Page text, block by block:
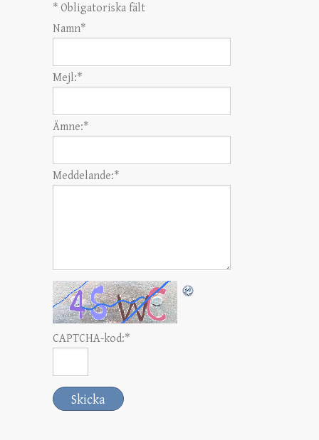
* Obligatoriska fält
Namn*
Mejl:*
Ämne:*
Meddelande:*
CAPTCHA-kod:*